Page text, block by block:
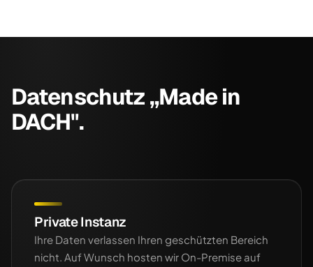
Datenschutz „Made in
DACH".
Private Instanz
Ihre Daten verlassen Ihren geschützten Bereich
nicht. Auf Wunsch hosten wir On-Premise auf